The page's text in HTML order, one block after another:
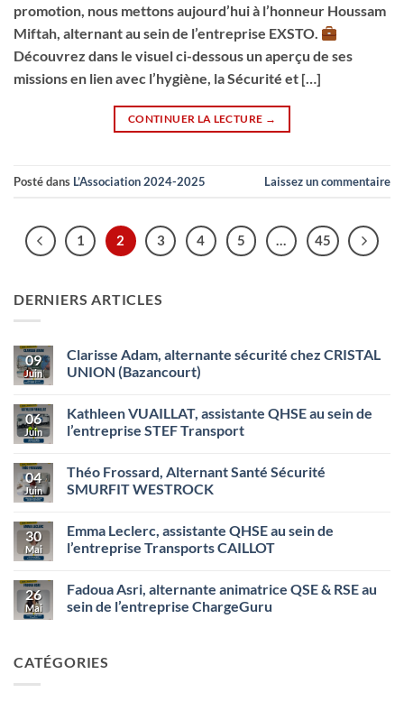
promotion, nous mettons aujourd’hui à l’honneur Houssam
Miftah, alternant au sein de l’entreprise EXSTO.
Découvrez dans le visuel ci-dessous un aperçu de ses
missions en lien avec l’hygiène, la Sécurité et […]
CONTINUER LA LECTURE →
Posté dans L’Association 2024-2025 Laissez un commentaire
1 2 3 4 5 … 45
DERNIERS ARTICLES
09
Juin
Clarisse Adam, alternante sécurité chez CRISTAL
UNION (Bazancourt)
sur
Clarisse
Adam,
chez
CRISTAL
UNION
06
Juin
Kathleen VUAILLAT, assistante QHSE au sein de
l’entreprise STEF Transport
sur
Kathleen
VUAILLAT,
au
sein
de
Transport
04
Juin
Théo Frossard, Alternant Santé Sécurité
SMURFIT WESTROCK
sur
Théo
Frossard,
Sécurité
SMURFIT
WESTROCK
30
Mai
Emma Leclerc, assistante QHSE au sein de
l’entreprise Transports CAILLOT
sur
Emma
Leclerc,
sein
de
26
Mai
Fadoua Asri, alternante animatrice QSE & RSE au
sein de l’entreprise ChargeGuru
Fadoua
Asri,
CATÉGORIES